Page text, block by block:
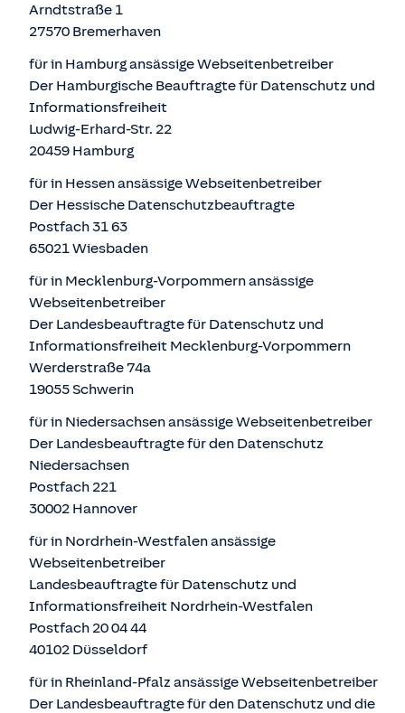
Arndtstraße 1
27570 Bremerhaven
für in Hamburg ansässige Webseitenbetreiber
Der Hamburgische Beauftragte für Datenschutz und
Informationsfreiheit
Ludwig-Erhard-Str. 22
20459 Hamburg
für in Hessen ansässige Webseitenbetreiber
Der Hessische Datenschutzbeauftragte
Postfach 31 63
65021 Wiesbaden
für in Mecklenburg-Vorpommern ansässige
Webseitenbetreiber
Der Landesbeauftragte für Datenschutz und
Informationsfreiheit Mecklenburg-Vorpommern
Werderstraße 74a
19055 Schwerin
für in Niedersachsen ansässige Webseitenbetreiber
Der Landesbeauftragte für den Datenschutz
Niedersachsen
Postfach 221
30002 Hannover
für in Nordrhein-Westfalen ansässige
Webseitenbetreiber
Landesbeauftragte für Datenschutz und
Informationsfreiheit Nordrhein-Westfalen
Postfach 20 04 44
40102 Düsseldorf
für in Rheinland-Pfalz ansässige Webseitenbetreiber
Der Landesbeauftragte für den Datenschutz und die